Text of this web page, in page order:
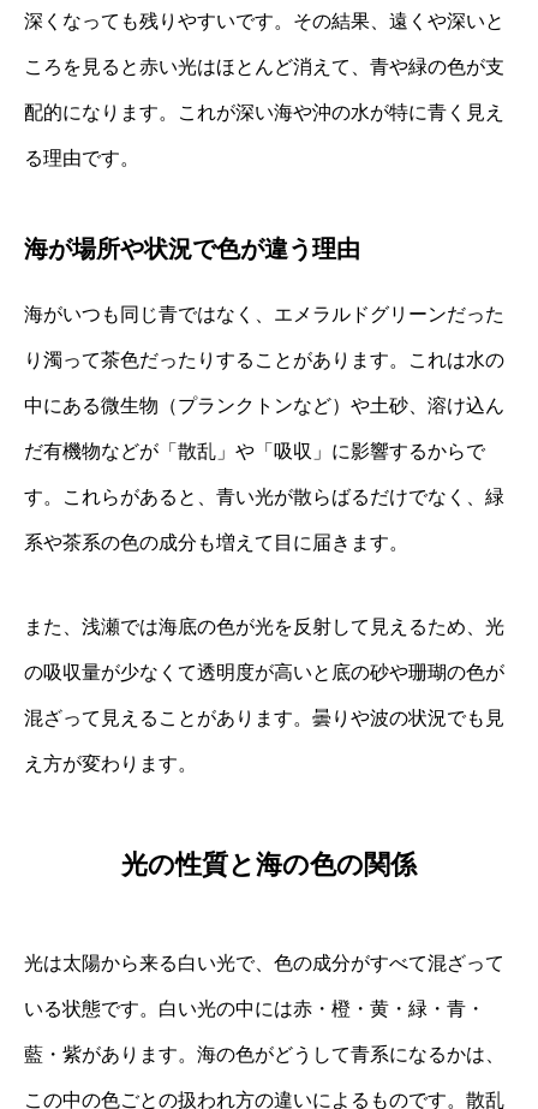
深くなっても残りやすいです。その結果、遠くや深いと
ころを見ると赤い光はほとんど消えて、青や緑の色が支
配的になります。これが深い海や沖の水が特に青く見え
る理由です。
海が場所や状況で色が違う理由
海がいつも同じ青ではなく、エメラルドグリーンだった
り濁って茶色だったりすることがあります。これは水の
中にある微生物（プランクトンなど）や土砂、溶け込ん
だ有機物などが「散乱」や「吸収」に影響するからで
す。これらがあると、青い光が散らばるだけでなく、緑
系や茶系の色の成分も増えて目に届きます。
また、浅瀬では海底の色が光を反射して見えるため、光
の吸収量が少なくて透明度が高いと底の砂や珊瑚の色が
混ざって見えることがあります。曇りや波の状況でも見
え方が変わります。
光の性質と海の色の関係
光は太陽から来る白い光で、色の成分がすべて混ざって
いる状態です。白い光の中には赤・橙・黄・緑・青・
藍・紫があります。海の色がどうして青系になるかは、
この中の色ごとの扱われ方の違いによるものです。散乱